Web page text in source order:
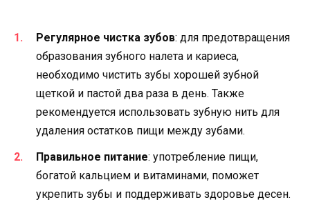
Регулярное чистка зубов: для предотвращения
образования зубного налета и кариеса,
необходимо чистить зубы хорошей зубной
щеткой и пастой два раза в день. Также
рекомендуется использовать зубную нить для
удаления остатков пищи между зубами.
Правильное питание: употребление пищи,
богатой кальцием и витаминами, поможет
укрепить зубы и поддерживать здоровье десен.